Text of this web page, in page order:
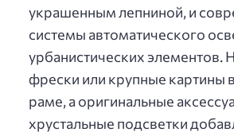
украшенным лепниной, и
системы автоматического
урбанистических элементов.
фрески или крупные картины
раме, а оригинальные
хрустальные подсветки